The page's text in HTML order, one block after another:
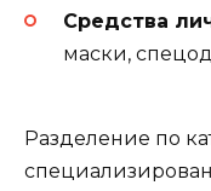
Средства
маски,
Разделение по